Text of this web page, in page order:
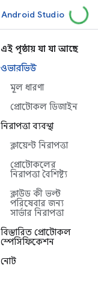
Android Studio
এই পৃষ্ঠায় যা যা আছে
ওভারভিউ
মূল ধারণা
প্রোটোকল ডিজাইন
নিরাপত্তা ব্যবস্থা
ক্লায়েন্ট নিরাপত্তা
প্রোটোকলের
নিরাপত্তা বৈশিষ্ট্য
ক্লাউড কী ভল্ট
পরিষেবার জন্য
সার্ভার নিরাপত্তা
বিস্তারিত প্রোটোকল
স্পেসিফিকেশন
নোট